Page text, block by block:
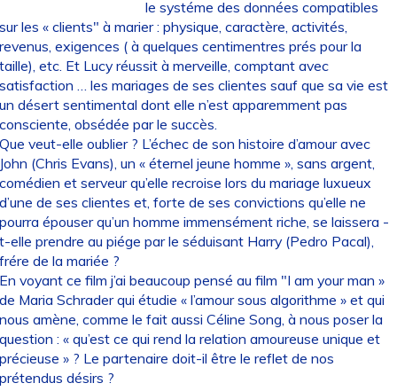
le systéme des données compatibles
les « clients" à marier : physique, caractère, activités,
exigences ( à quelques centimentres prés pour la
etc. Et Lucy réussit à merveille, comptant avec
… les mariages de ses clientes sauf que sa vie est
désert sentimental dont elle n’est apparemment pas
obsédée par le succès.
veut-elle oublier ? L’échec de son histoire d’amour avec
(Chris Evans), un « éternel jeune homme », sans argent,
et serveur qu’elle recroise lors du mariage luxueux
de ses clientes et, forte de ses convictions qu’elle ne
épouser qu’un homme immensément riche, se laissera -
elle prendre au piége par le séduisant Harry (Pedro Pacal),
de la mariée ?
voyant ce film j’ai beaucoup pensé au film "I am your man »
Maria Schrader qui étudie « l’amour sous algorithme » et qui
amène, comme le fait aussi Céline Song, à nous poser la
: « qu’est ce qui rend la relation amoureuse unique et
» ? Le partenaire doit-il être le reflet de nos
désirs ?